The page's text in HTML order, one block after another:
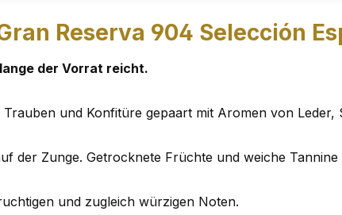
Reserva 904 Selección
der Vorrat reicht.
und Konfitüre gepaart mit Aromen von
der Zunge. Getrocknete Früchte und weiche
und zugleich würzigen Noten.